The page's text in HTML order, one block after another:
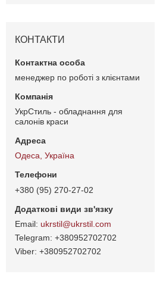
КОНТАКТИ
менеджер по роботі з клієнтами
УкрСтиль - обладнання для
салонів краси
Одеса, Україна
+380 (95) 270-27-02
ukrstil@ukrstil.com
+380952702702
+380952702702